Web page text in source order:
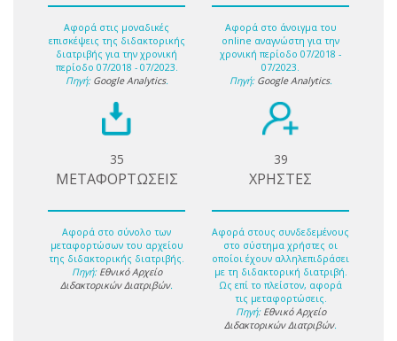
Αφορά στις μοναδικές
επισκέψεις της διδακτορικής
διατριβής για την χρονική
περίοδο 07/2018 - 07/2023.
Πηγή: Google Analytics.
Αφορά στο άνοιγμα του
online αναγνώστη για την
χρονική περίοδο 07/2018 -
07/2023.
Πηγή: Google Analytics.
35
ΜΕΤΑΦΟΡΤΩΣΕΙΣ
Αφορά στο σύνολο των
μεταφορτώσων του αρχείου
της διδακτορικής διατριβής.
Πηγή: Εθνικό Αρχείο
Διδακτορικών Διατριβών.
39
ΧΡΗΣΤΕΣ
Αφορά στους συνδεδεμένους
στο σύστημα χρήστες οι
οποίοι έχουν αλληλεπιδράσει
με τη διδακτορική διατριβή.
Ως επί το πλείστον, αφορά
τις μεταφορτώσεις.
Πηγή: Εθνικό Αρχείο
Διδακτορικών Διατριβών.